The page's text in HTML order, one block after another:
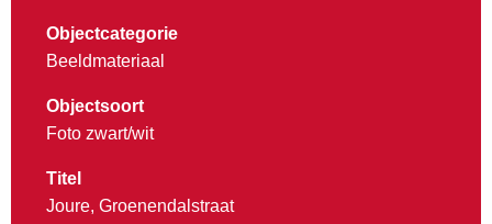
Objectcategorie
Beeldmateriaal
Objectsoort
Foto zwart/wit
Titel
Joure, Groenendalstraat